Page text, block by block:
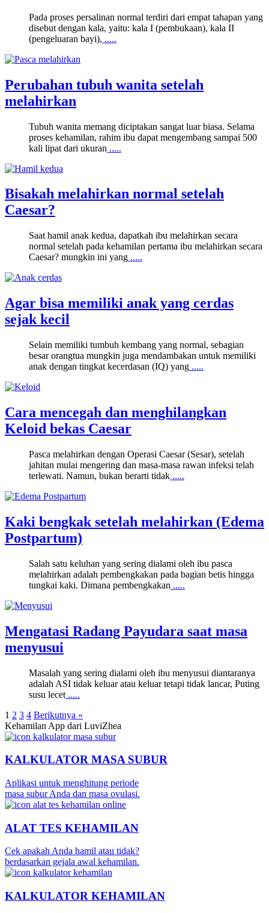
Pada proses persalinan normal terdiri dari empat tahapan yang
disebut dengan kala, yaitu: kala I (pembukaan), kala II
(pengeluaran bayi), .....
Perubahan tubuh wanita setelah
melahirkan
Tubuh wanita memang diciptakan sangat luar biasa. Selama
proses kehamilan, rahim ibu dapat mengembang sampai 500
kali lipat dari ukuran .....
Bisakah melahirkan normal setelah
Caesar?
Saat hamil anak kedua, dapatkah ibu melahirkan secara
normal setelah pada kehamilan pertama ibu melahirkan secara
Caesar? mungkin ini yang .....
Agar bisa memiliki anak yang cerdas
sejak kecil
Selain memiliki tumbuh kembang yang normal, sebagian
besar orangtua mungkin juga mendambakan untuk memiliki
anak dengan tingkat kecerdasan (IQ) yang .....
Cara mencegah dan menghilangkan
Keloid bekas Caesar
Pasca melahirkan dengan Operasi Caesar (Sesar), setelah
jahitan mulai mengering dan masa-masa rawan infeksi telah
terlewati. Namun, bukan berarti tidak .....
Kaki bengkak setelah melahirkan (Edema
Postpartum)
Salah satu keluhan yang sering dialami oleh ibu pasca
melahirkan adalah pembengkakan pada bagian betis hingga
tungkai kaki. Dimana pembengkakan .....
Mengatasi Radang Payudara saat masa
menyusui
Masalah yang sering dialami oleh ibu menyusui diantaranya
adalah ASI tidak keluar atau keluar tetapi tidak lancar, Puting
susu lecet .....
1 2 3 4 Berikutnya »
Kehamilan App dari LuviZhea
KALKULATOR MASA SUBUR
Aplikasi untuk menghitung periode
masa subur Anda dan masa ovulasi.
ALAT TES KEHAMILAN
Cek apakah Anda hamil atau tidak?
berdasarkan gejala awal kehamilan.
KALKULATOR KEHAMILAN